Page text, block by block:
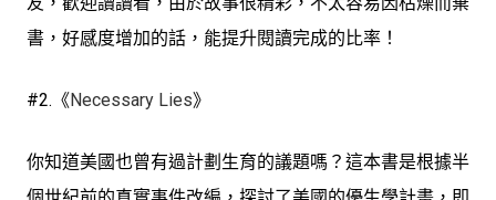
書，好感度增加的話，能提升閱讀完成的比率！
#2.《Necessary Lies》
你知道美國也曾有過計劃生育的議題嗎？這本書是根據半